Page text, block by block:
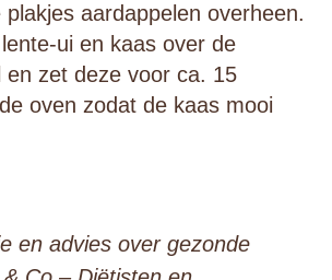
plakjes aardappelen overheen.⁠
ui en kaas over de
en zet deze voor ca. 15
oven zodat de kaas mooi
en advies over gezonde